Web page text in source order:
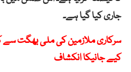
جاری کیا گیا ہے۔
سرکاری ملازمین کی ملی بھگت سے
کیے جانیکا انکشاف